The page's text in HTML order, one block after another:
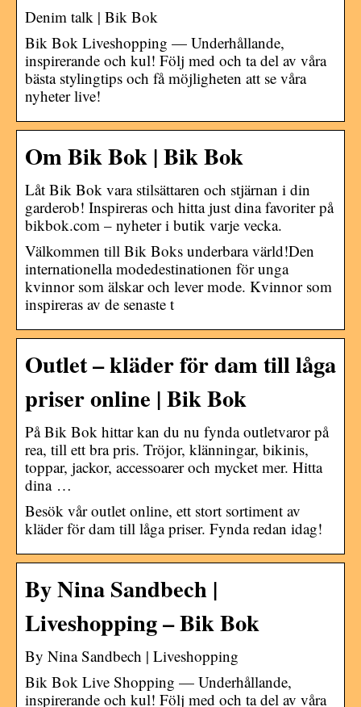
Denim talk | Bik Bok
Bik Bok Liveshopping — Underhållande,
inspirerande och kul! Följ med och ta del av våra
bästa stylingtips och få möjligheten att se våra
nyheter live!
Om Bik Bok | Bik Bok
Låt Bik Bok vara stilsättaren och stjärnan i din
garderob! Inspireras och hitta just dina favoriter på
bikbok.com – nyheter i butik varje vecka.
Välkommen till Bik Boks underbara värld!Den
internationella modedestinationen för unga
kvinnor som älskar och lever mode. Kvinnor som
inspireras av de senaste t
Outlet – kläder för dam till låga
priser online | Bik Bok
På Bik Bok hittar kan du nu fynda outletvaror på
rea, till ett bra pris. Tröjor, klänningar, bikinis,
toppar, jackor, accessoarer och mycket mer. Hitta
dina …
Besök vår outlet online, ett stort sortiment av
kläder för dam till låga priser. Fynda redan idag!
By Nina Sandbech |
Liveshopping – Bik Bok
By Nina Sandbech | Liveshopping
Bik Bok Live Shopping — Underhållande,
inspirerande och kul! Följ med och ta del av våra